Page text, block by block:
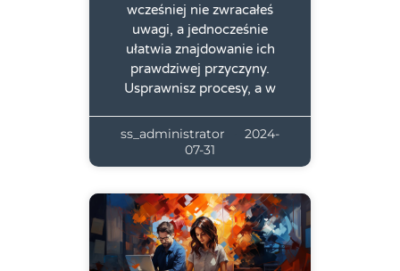
wcześniej nie zwracałeś
uwagi, a jednocześnie
ułatwia znajdowanie ich
prawdziwej przyczyny.
Usprawnisz procesy, a w
ss_administrator
2024-
07-31